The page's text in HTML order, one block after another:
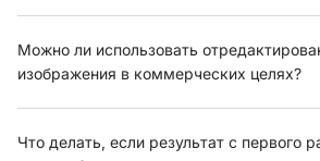
Можно ли использовать
изображения в коммерческих целях?
Что делать, если результат с первого